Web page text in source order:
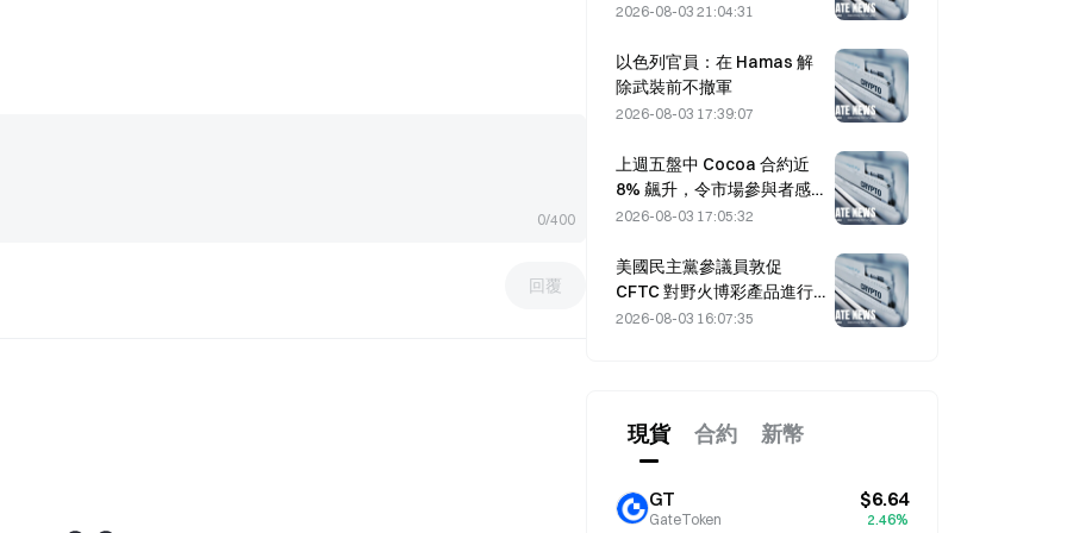
0/400
回覆
2026-08-03 21:04:31
以色列官員：在 Hamas 解
除武裝前不撤軍
2026-08-03 17:39:07
上週五盤中 Cocoa 合約近
8% 飆升，令市場參與者感
到意外
2026-08-03 17:05:32
美國民主黨參議員敦促
CFTC 對野火博彩產品進行
限制，理由是創紀錄的火災
2026-08-03 16:07:35
現貨 合約 新幣
GT
GateToken
$6.64
2.46%